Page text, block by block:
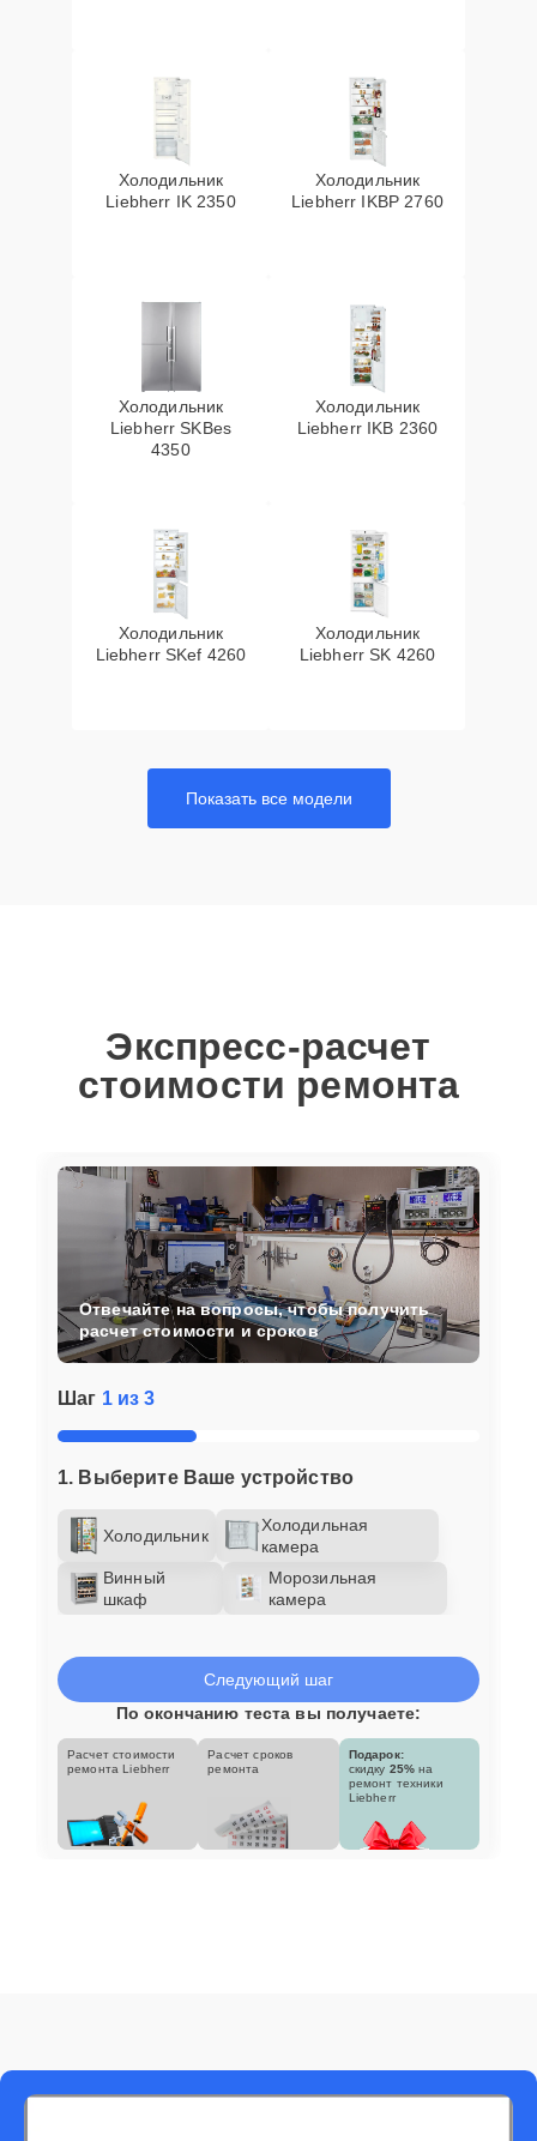
Холодильник
Liebherr IK 2350
Холодильник
Liebherr IKBP 2760
Холодильник
Liebherr SKBes
4350
Холодильник
Liebherr IKB 2360
Холодильник
Liebherr SKef 4260
Холодильник
Liebherr SK 4260
Показать все модели
Экспресс-расчет
стоимости ремонта
Шаг 1 из 3
1. Выберите Ваше устройство
Холодильник
Холодильная
камера
Винный
шкаф
Морозильная
камера
Отвечайте на вопросы, чтобы получить
расчет стоимости и сроков
Следующий шаг
По окончанию теста вы получаете:
Расчет стоимости
ремонта Liebherr
Расчет сроков
ремонта
Подарок:
скидку 25% на
ремонт техники
Liebherr